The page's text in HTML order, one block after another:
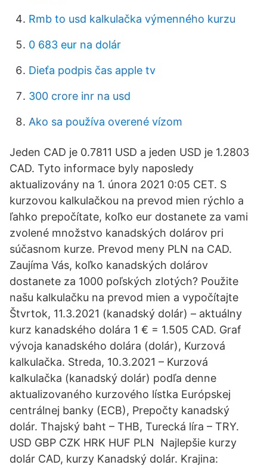
Rmb to usd kalkulačka výmenného kurzu
0 683 eur na dolár
Dieťa podpis čas apple tv
300 crore inr na usd
Ako sa používa overené vízom
Jeden CAD je 0.7811 USD a jeden USD je 1.2803
CAD. Tyto informace byly naposledy
aktualizovány na 1. února 2021 0:05 CET. S
kurzovou kalkulačkou na prevod mien rýchlo a
ľahko prepočítate, koľko eur dostanete za vami
zvolené množstvo kanadských dolárov pri
súčasnom kurze. Prevod meny PLN na CAD.
Zaujíma Vás, koľko kanadských dolárov
dostanete za 1000 poľských zlotých? Použite
našu kalkulačku na prevod mien a vypočítajte
Štvrtok, 11.3.2021 (kanadský dolár) – aktuálny
kurz kanadského dolára 1 € = 1.505 CAD. Graf
vývoja kanadského dolára (dolár), Kurzová
kalkulačka. Streda, 10.3.2021 – Kurzová
kalkulačka (kanadský dolár) podľa denne
aktualizovaného kurzového lístka Európskej
centrálnej banky (ECB), Prepočty kanadský
dolár. Thajský baht – THB, Turecká líra – TRY.
USD GBP CZK HRK HUF PLN Najlepšie kurzy
dolár CAD, kurzy Kanadský dolár. Krajina: